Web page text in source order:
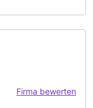
Firma bewerten